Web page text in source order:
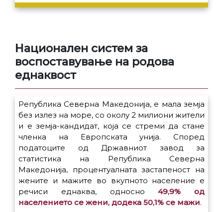
Национален систем за
воспоставување на родова
еднаквост
Република Северна Македонија, e мала земја
без излез на море, со околу 2 милиони жители
и е земја-кандидат, која се стреми да стане
членка на Европската унија. Според
податоците од Државниот завод за
статистика на Република Северна
Македонија, процентуалната застапеност на
жените и мажите во вкупното население е
речиси еднаква, односно49,9% од
населението се жени, додека 50,1% се мажи.